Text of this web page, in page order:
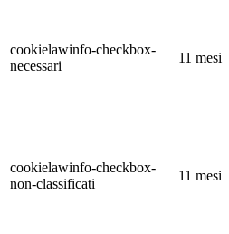
cookielawinfo-checkbox-
necessari
11 mesi
cookielawinfo-checkbox-
non-classificati
11 mesi